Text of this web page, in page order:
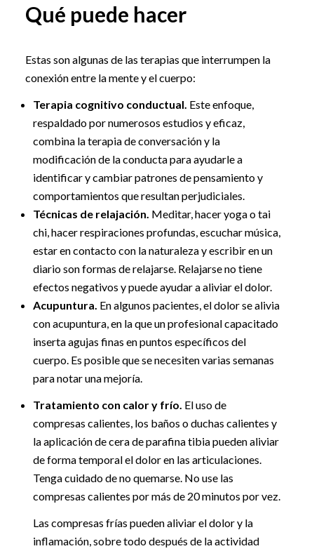
Qué puede hacer
Estas son algunas de las terapias que interrumpen la
conexión entre la mente y el cuerpo:
Terapia cognitivo conductual. Este enfoque,
respaldado por numerosos estudios y eficaz,
combina la terapia de conversación y la
modificación de la conducta para ayudarle a
identificar y cambiar patrones de pensamiento y
comportamientos que resultan perjudiciales.
Técnicas de relajación. Meditar, hacer yoga o tai
chi, hacer respiraciones profundas, escuchar música,
estar en contacto con la naturaleza y escribir en un
diario son formas de relajarse. Relajarse no tiene
efectos negativos y puede ayudar a aliviar el dolor.
Acupuntura. En algunos pacientes, el dolor se alivia
con acupuntura, en la que un profesional capacitado
inserta agujas finas en puntos específicos del
cuerpo. Es posible que se necesiten varias semanas
para notar una mejoría.
Tratamiento con calor y frío. El uso de
compresas calientes, los baños o duchas calientes y
la aplicación de cera de parafina tibia pueden aliviar
de forma temporal el dolor en las articulaciones.
Tenga cuidado de no quemarse. No use las
compresas calientes por más de 20 minutos por vez.
Las compresas frías pueden aliviar el dolor y la
inflamación, sobre todo después de la actividad